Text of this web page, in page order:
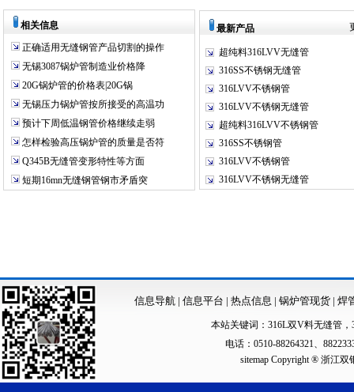
相关信息
正确适用无缝钢管产品切割的操作
无锡3087锅炉管制造业价格降
20G锅炉管的价格表|20G锅
无锡压力锅炉管按所接受的高温功
预计下周低温钢管价格继续走弱
怎样检验高压锅炉管的质量是否符
Q345B无缝管变形特性等方面
短期16mn无缝钢管钢市矛盾突
最新产品
超纯料316LVV无缝管
316SS不锈钢无缝管
316LVV不锈钢管
316LVV不锈钢无缝管
超纯料316LVV不锈钢管
316SS不锈钢管
316LVV不锈钢管
316LVV不锈钢无缝管
信息导航| 信息平台 | 热点信息 | 锅炉管现货 | 焊
本站关键词： 316L双V料无缝管 ，
电话：0510-88264321、
sitemapCopyright ® 浙江双